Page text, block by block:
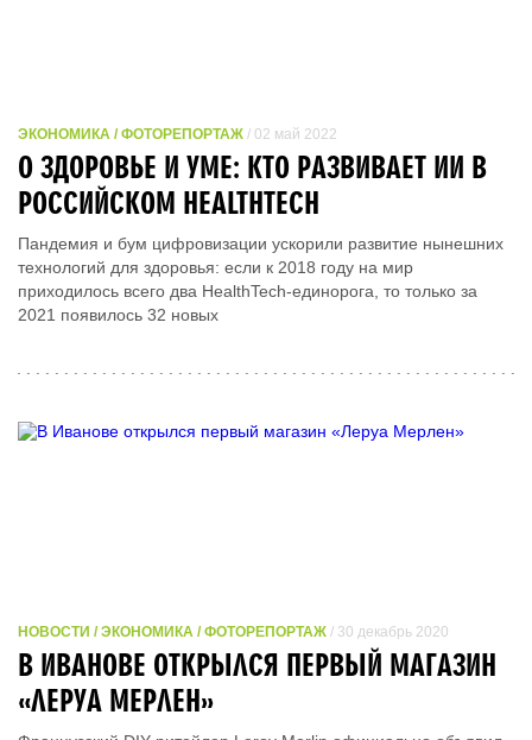
ЭКОНОМИКА / ФОТОРЕПОРТАЖ / 02 май 2022
О ЗДОРОВЬЕ И УМЕ: КТО РАЗВИВАЕТ ИИ В
РОССИЙСКОМ HEALTHTECH
Пандемия и бум цифровизации ускорили развитие нынешних
технологий для здоровья: если к 2018 году на мир
приходилось всего два HealthTech-единорога, то только за
2021 появилось 32 новых
НОВОСТИ / ЭКОНОМИКА / ФОТОРЕПОРТАЖ / 30 декабрь 2020
В ИВАНОВЕ ОТКРЫЛСЯ ПЕРВЫЙ МАГАЗИН
«ЛЕРУА МЕРЛЕН»